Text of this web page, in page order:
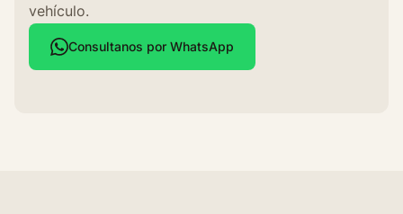
vehículo.
Consultanos por WhatsApp